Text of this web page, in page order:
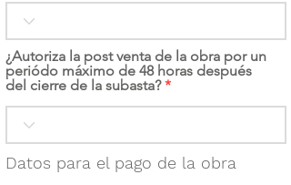
¿Autoriza la post venta de la obra por un
periódo máximo de 48 horas después
del cierre de la subasta?
Datos para el pago de la obra